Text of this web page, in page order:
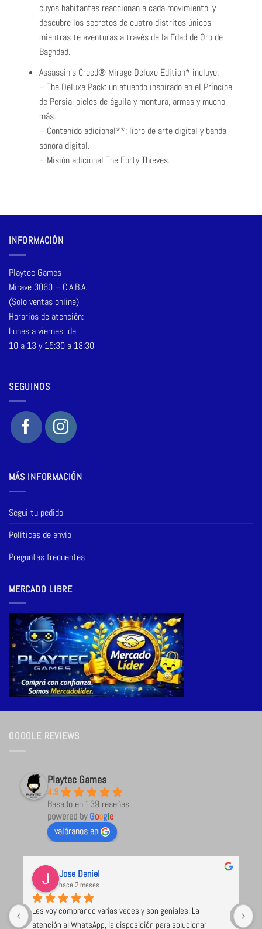
cuyos habitantes reaccionan a cada movimiento, y
descubre los secretos de cuatro distritos únicos
mientras te aventuras a través de la Edad de Oro de
Baghdad.
Assassin’s Creed® Mirage Deluxe Edition* incluye:
– The Deluxe Pack: un atuendo inspirado en el Príncipe
de Persia, pieles de águila y montura, armas y mucho
más.
– Contenido adicional**: libro de arte digital y banda
sonora digital.
– Misión adicional The Forty Thieves.
INFORMACIÓN
Playtec Games
Mirave 3060 – C.A.B.A.
(Solo ventas online)
Horarios de atención:
Lunes a viernes de
10 a 13 y 15:30 a 18:30
SEGUINOS
MÁS INFORMACIÓN
Seguí tu pedido
Políticas de envío
Preguntas frecuentes
MERCADO LIBRE
GOOGLE REVIEWS
Playtec Games
4.9
Basado en 139 reseñas.
powered byGoogle
valóranos en
Jose Daniel
hace 2 meses
Les voy comprando varias veces y son geniales. La
atención al WhatsApp, la disposición para solucionar